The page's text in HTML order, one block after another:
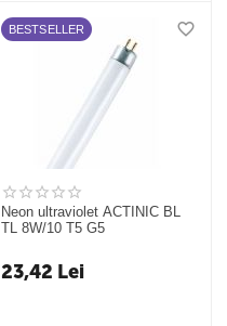
BESTSELLER
Neon ultraviolet ACTINIC BL
TL 8W/10 T5 G5
23,42 Lei